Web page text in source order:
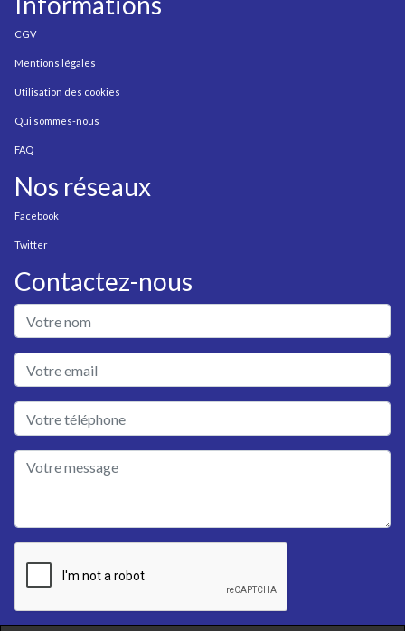
CGV
Mentions légales
Utilisation des cookies
Qui sommes-nous
FAQ
Nos réseaux
Facebook
Twitter
Contactez-nous